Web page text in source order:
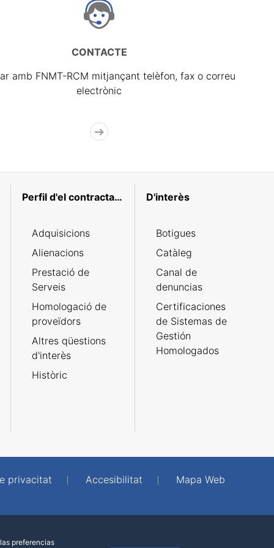
CONTACTE
amb FNMT-RCM mitjançant telèfon, fax o correu
electrònic
Perfil d'el contractant
Adquisicions
Alienacions
Prestació de
Serveis
Homologació de
proveïdors
Altres qüestions
d'interès
Històric
D'interès
Botigues
Catàleg
Canal de
denuncias
Certificaciones
de Sistemas de
Gestión
Homologados
privacitat Accesibilitat
Mapa Web
preferencias